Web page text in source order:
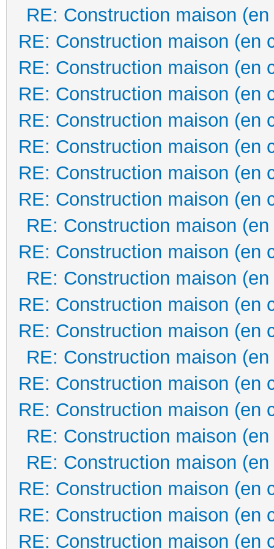
RE: Construction maison
RE: Construction maison (en
RE: Construction maison (en
RE: Construction maison (en
RE: Construction maison (en
RE: Construction maison (en
RE: Construction maison (en
RE: Construction maison (en
RE: Construction maison
RE: Construction maison (en
RE: Construction maison
RE: Construction maison (en
RE: Construction maison (en
RE: Construction maison
RE: Construction maison (en
RE: Construction maison (en
RE: Construction maison
RE: Construction maison
RE: Construction maison (en
RE: Construction maison (en
RE: Construction maison (en